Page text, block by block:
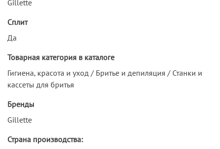
Gillette
Сплит
Да
Товарная категория в каталоге
Гигиена, красота и уход / Бритье и депиляция / Станки и
кассеты для бритья
Бренды
Gillette
Страна производства: